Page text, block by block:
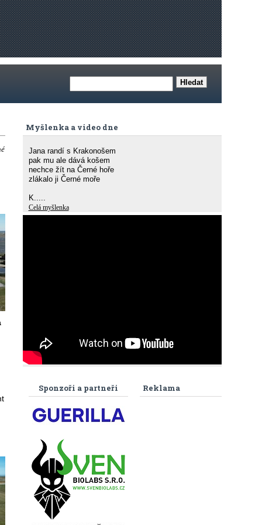
Myšlenka a video dne
Jana randí s Krakonošem
pak mu ale dává košem
nechce žít na Černé hoře
zlákalo ji Černé moře
K.....
Celá myšlenka
Reklama
Sponzoři a partneři